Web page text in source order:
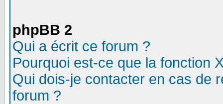
phpBB 2
Qui a écrit ce forum ?
Pourquoi est-ce que la fonction
Qui dois-je contacter en cas de
forum ?